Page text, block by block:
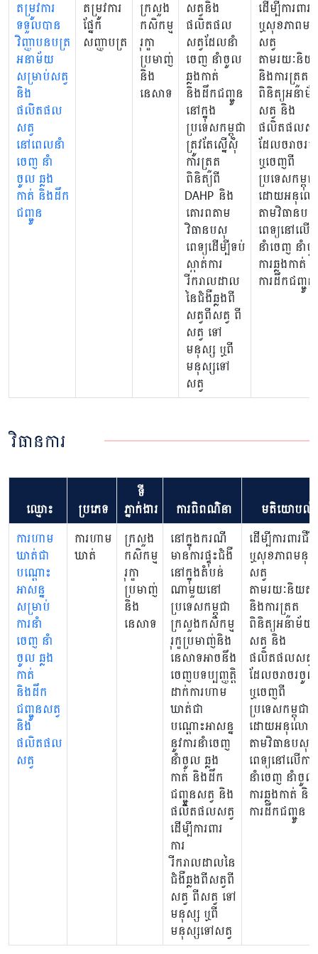
តម្រូវការ
ទទួលបាន
វិញ្ញាបនបត្រ
អនាម័យ
សម្រាប់សត្វ
និង
ផលិតផល
សត្វ
នៅពេលនាំ
ចេញ នាំ
ចូល ឆ្លង
កាត់ និងដឹក
ជញ្ជូន
តម្រូវការ
ផ្នែក
សញ្ញាបត្រ
ក្រសួង
កសិកម្ម
រុក្ខា
ប្រមាញ់
និង
នេសាទ
សត្វនិង
ផលិតផល
សត្វដែលនាំ
ចេញ នាំចូល​
ឆ្លងកាត់
និងដឹកជញ្ជូន
នៅក្នុង
ប្រទេសកម្ពុជា
ត្រូវតែស្នើសុំ
ការត្រួត
ពិនិត្យពី
DAHP និង
គោរពតាម
វិធានបសុ
ពេទ្យដើម្បីទប់
ស្កាត់ការ
រីករាលដាល
នៃជំងឺឆ្លងពី
សត្វពីសត្វ ពី
សត្វ ទៅ
មនុស្ស ឬពី
មនុស្សទៅ
សត្វ
ដើម្បីការពារ
ឬសុខភាពម
សត្វ
តាមរយៈនិយ
និងការត្រួត
ពិនិត្យអនាម័
សត្វ និង
ផលិតផលសត្
ដែលចរាចរ
ឬចេញពី
ប្រទេសកម្ពុជា
ដោយអនុល
តាមវិធានបសុ
ពេទ្យនៅលើក
នាំចេញ នាំ
ការឆ្លងកាត់
ការដឹកជញ្ជូន
វិធានការ
ឈ្មោះ ប្រភេទ
ទី
ភ្នាក់ងារ
ការពិពណ៌នា មតិយោបល់
ការហាម
ឃាត់ជា
បណ្តោះ
អាសន្ន
សម្រាប់
ការនាំ
ចេញ នាំ
ចូល ឆ្លង
កាត់
និងដឹក
ជញ្ជូនសត្វ
និង
ផលិតផល
សត្វ
ការហាម
ឃាត់
ក្រសួង
កសិកម្ម
រុក្ខា
ប្រមាញ់
និង
នេសាទ
នៅក្នុងករណី
មានការផ្ទុះជំងឺ
នៅក្នុងតំបន់
ណាមួយនៅ
ប្រទេសកម្ពុជា
ក្រសួងកសិកម្ម
រុក្ខប្រមាញ់និង
នេសាទអាចនឹង
ចេញបទប្បញ្ញត្តិ
ដាក់ការហាម
ឃាត់ជា
បណ្តោះអាសន្ន
នូវការនាំចេញ
នាំចូល ឆ្លង
កាត់ និងដឹក
ជញ្ជូនសត្វ និង
ផលិតផលសត្វ
ដើម្បីការពារ
ការ
រីករាលដាលនៃ
ជំងឺឆ្លងពីសត្វពី
សត្វ ពីសត្វ ទៅ
មនុស្ស ឬពី
មនុស្សទៅសត្វ
ដើម្បីការពារជីវិ
ឬសុខភាពមនុស្
សត្វ
តាមរយៈនិយត
និងការត្រួត
ពិនិត្យអនាម័យ
សត្វ និង
ផលិតផលសត្វ
ដែលចរាចរចូល
ឬចេញពី
ប្រទេសកម្ពុជា
ដោយអនុលោម
តាមវិធានបសុ
ពេទ្យនៅលើការ
នាំចេញ នាំចូល
ការឆ្លងកាត់ និង
ការដឹកជញ្ជូន